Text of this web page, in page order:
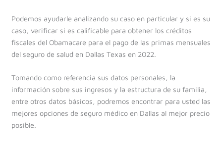
Podemos ayudarle analizando su caso en particular y si es su
caso, verificar si es calificable para obtener los créditos
fiscales del Obamacare para el pago de las primas mensuales
del seguro de salud en Dallas Texas en 2022.
Tomando como referencia sus datos personales, la
información sobre sus ingresos y la estructura de su familia,
entre otros datos básicos, podremos encontrar para usted las
mejores opciones de seguro médico en Dallas al mejor precio
posible.